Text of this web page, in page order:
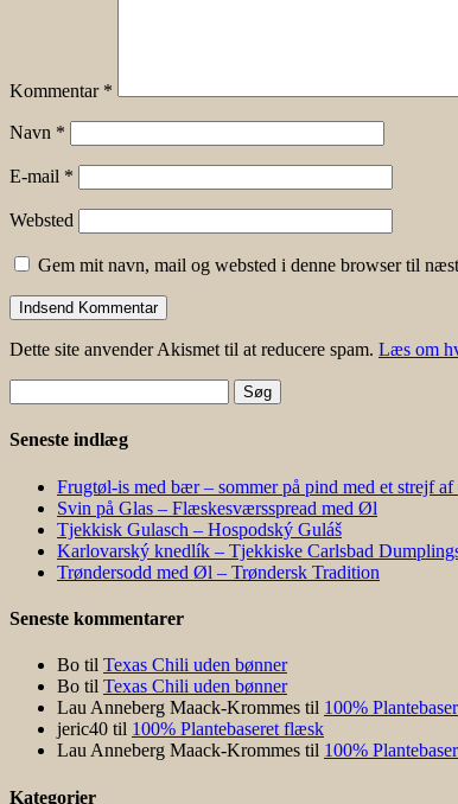
Kommentar *
Navn *
E-mail *
Websted
Gem mit navn, mail og websted i denne browser til
Dette site anvender Akismet til at reducere spam. Læs om
efter:
Seneste indlæg
Frugtøl-is med bær – sommer på pind med et strejf af
Svin på Glas – Flæskesværsspread med Øl
Tjekkisk Gulasch – Hospodský Guláš
Karlovarský knedlík – Tjekkiske Carlsbad
Trøndersodd med Øl – Trøndersk Tradition
Seneste kommentarer
Bo til Texas Chili uden bønner
Bo til Texas Chili uden bønner
Lau Anneberg Maack-Krommes til 100%
jeric40 til 100% Plantebaseret flæsk
Lau Anneberg Maack-Krommes til 100%
Kategorier